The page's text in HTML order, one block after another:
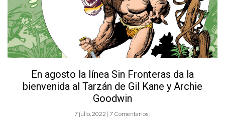
En agosto la línea Sin Fronteras da la
bienvenida al Tarzán de Gil Kane y Archie
Goodwin
7 julio, 2022 | 7 Comentarios |